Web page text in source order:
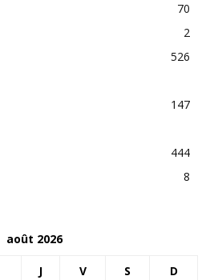
70
2
526
147
444
8
août 2026
J V S D